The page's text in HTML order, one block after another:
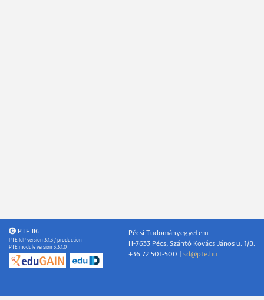
PTE IIG
PTE IdP version 3.1.3 / production
PTE module version 3.3.1.0
Pécsi Tudományegyetem
H-7633 Pécs, Szántó Kovács János u. 1/B.
+36 72 501-500 | sd@pte.hu